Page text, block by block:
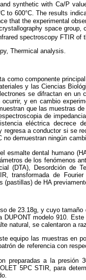
synthetic with Ca/P
to 600°C. The results
that the experimental
space group,
spectroscopy FTIR of
Thermical analysis.
como componente
y las Ciencias
se difractan en un
y en cambio
que las muestras de
de
eléctrica decrece
a conductor si se
demuestran ningún
esmalte dental humano
de los fenómenos
(DTA), Desordción de
transformada de
de HA
de 23.18g, y cuyo tamaño
modelo 910.
natural, se calentaron a
equipo las muestras en
de referencia con
preparadas a la presión
5PC STIR, para